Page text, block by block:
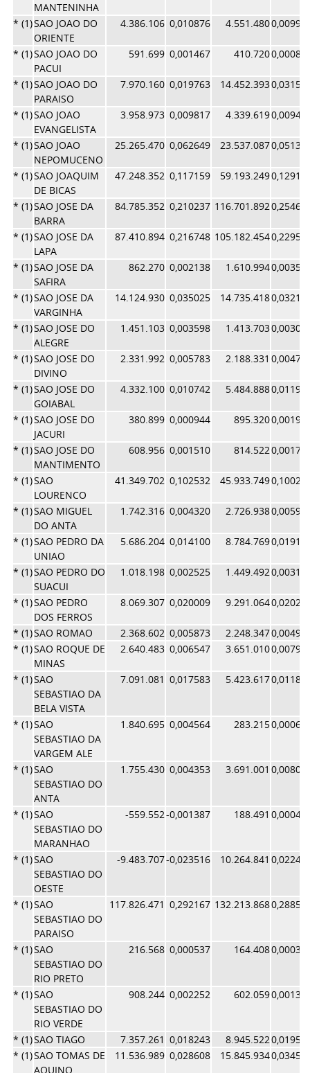
MANTENINHA
* (1)SAO JOAO DO
ORIENTE
4.386.106 0,010876 4.551.480
* (1)SAO JOAO DO
PACUI
591.699 0,001467 410.720
* (1)SAO JOAO DO
PARAISO
7.970.160 0,019763 14.452.393
* (1)SAO JOAO
EVANGELISTA
3.958.973 0,009817 4.339.619
* (1)SAO JOAO
NEPOMUCENO
25.265.470 0,062649 23.537.087
* (1)SAO JOAQUIM
DE BICAS
47.248.352 0,117159 59.193.249
* (1)SAO JOSE DA
BARRA
84.785.352 0,210237 116.701.892
* (1)SAO JOSE DA
LAPA
87.410.894 0,216748 105.182.454
* (1)SAO JOSE DA
SAFIRA
862.270 0,002138 1.610.994
* (1)SAO JOSE DA
VARGINHA
14.124.930 0,035025 14.735.418
* (1)SAO JOSE DO
ALEGRE
1.451.103 0,003598 1.413.703
* (1)SAO JOSE DO
DIVINO
2.331.992 0,005783 2.188.331
* (1)SAO JOSE DO
GOIABAL
4.332.100 0,010742 5.484.888
* (1)SAO JOSE DO
JACURI
380.899 0,000944 895.320
* (1)SAO JOSE DO
MANTIMENTO
608.956 0,001510 814.522
* (1)SAO
LOURENCO
41.349.702 0,102532 45.933.749
* (1)SAO MIGUEL
DO ANTA
1.742.316 0,004320 2.726.938
* (1)SAO PEDRO DA
UNIAO
5.686.204 0,014100 8.784.769
* (1)SAO PEDRO DO
SUACUI
1.018.198 0,002525 1.449.492
* (1)SAO PEDRO
DOS FERROS
8.069.307 0,020009 9.291.064
* (1)SAO ROMAO 2.368.602 0,005873 2.248.347
* (1)SAO ROQUE DE
MINAS
2.640.483 0,006547 3.651.010
* (1)SAO
SEBASTIAO DA
BELA VISTA
7.091.081 0,017583 5.423.617
* (1)SAO
SEBASTIAO DA
VARGEM ALE
1.840.695 0,004564 283.215
* (1)SAO
SEBASTIAO DO
ANTA
1.755.430 0,004353 3.691.001
* (1)SAO
SEBASTIAO DO
MARANHAO
-559.552-0,001387 188.491
* (1)SAO
SEBASTIAO DO
OESTE
-9.483.707-0,023516 10.264.841
* (1)SAO
SEBASTIAO DO
PARAISO
117.826.471 0,292167 132.213.868
* (1)SAO
SEBASTIAO DO
RIO PRETO
216.568 0,000537 164.408
* (1)SAO
SEBASTIAO DO
RIO VERDE
908.244 0,002252 602.059
* (1)SAO TIAGO 7.357.261 0,018243 8.945.522
* (1)SAO TOMAS DE
AQUINO
11.536.989 0,028608 15.845.934